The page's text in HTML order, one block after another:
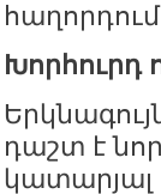
Խորհուրդ
դաշտ է